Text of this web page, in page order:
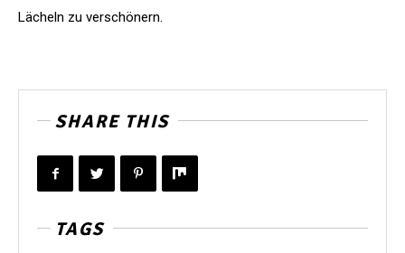
Lächeln zu verschönern.
SHARE THIS
TAGS